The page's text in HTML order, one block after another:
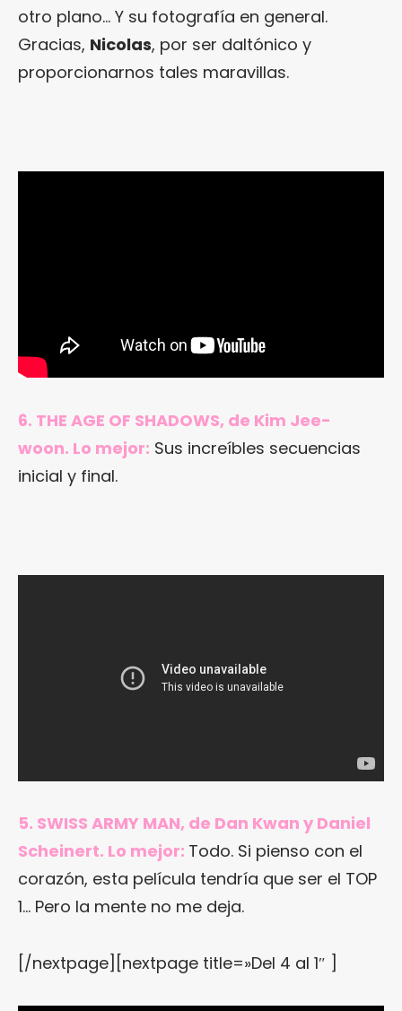
otro plano… Y su fotografía en general.
Gracias, Nicolas, por ser daltónico y
proporcionarnos tales maravillas.
6. THE AGE OF SHADOWS, de Kim Jee-
woon. Lo mejor: Sus increíbles secuencias
inicial y final.
5. SWISS ARMY MAN, de Dan Kwan y Daniel
Scheinert. Lo mejor: Todo. Si pienso con el
corazón, esta película tendría que ser el TOP
1… Pero la mente no me deja.
[/nextpage][nextpage title=»Del 4 al 1″ ]